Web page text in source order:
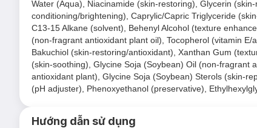
Water (Aqua), Niacinamide (skin-restoring), Glycerin
conditioning/brightening), Caprylic/Capric Triglyceride
C13-15 Alkane (solvent), Behenyl Alcohol (texture
(non-fragrant antioxidant plant oil), Tocopherol (vitamin
Bakuchiol (skin-restoring/antioxidant), Xanthan Gum
(skin-soothing), Glycine Soja (Soybean) Oil (non-fragrant
antioxidant plant), Glycine Soja (Soybean) Sterols (skin-
(pH adjuster), Phenoxyethanol (preservative),
Hướng dẫn sử dụng